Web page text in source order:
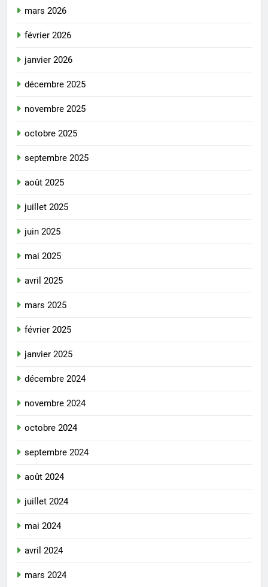
mars 2026
février 2026
janvier 2026
décembre 2025
novembre 2025
octobre 2025
septembre 2025
août 2025
juillet 2025
juin 2025
mai 2025
avril 2025
mars 2025
février 2025
janvier 2025
décembre 2024
novembre 2024
octobre 2024
septembre 2024
août 2024
juillet 2024
mai 2024
avril 2024
mars 2024